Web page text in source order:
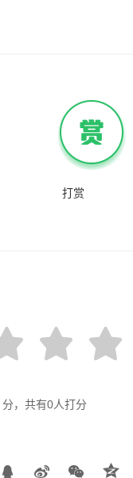
打赏
分，共有0人打分